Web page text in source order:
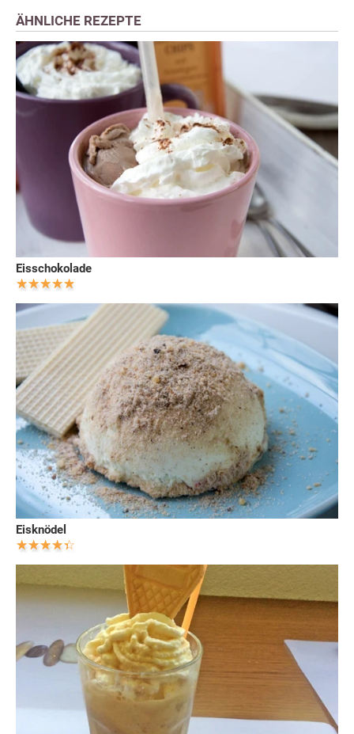
ÄHNLICHE REZEPTE
Eisschokolade
Eisknödel